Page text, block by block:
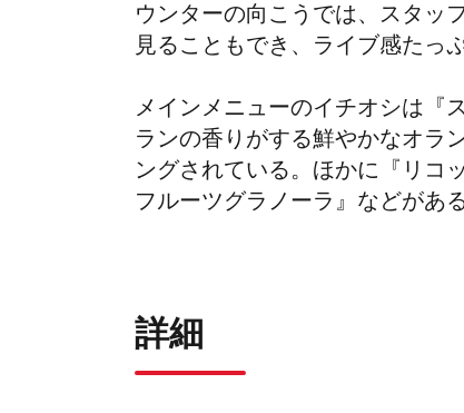
ウンターの向こうでは、スタッ
見ることもでき、ライブ感たっ
メインメニューのイチオシは『
ランの香りがする鮮やかなオラ
ングされている。ほかに『リコ
フルーツグラノーラ』などがある
詳細